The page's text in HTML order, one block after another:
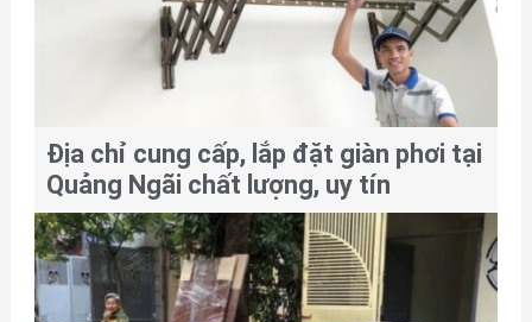
Địa chỉ cung cấp, lắp đặt giàn phơi tại
Quảng Ngãi chất lượng, uy tín